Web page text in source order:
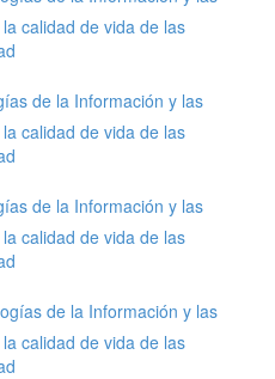
calidad de vida de las
de la Información y las
calidad de vida de las
de la Información y las
calidad de vida de las
de la Información y las
calidad de vida de las